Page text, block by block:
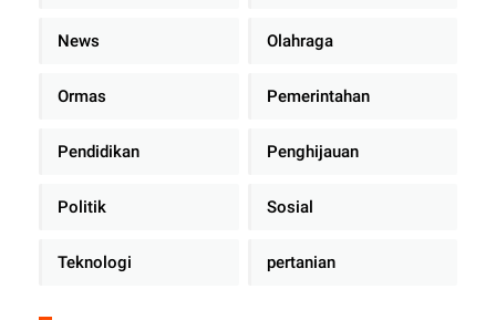
News Olahraga
Ormas Pemerintahan
Pendidikan Penghijauan
Politik Sosial
Teknologi pertanian